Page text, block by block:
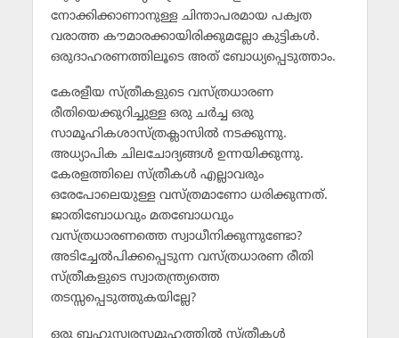
നോക്കിക്കാണാനുള്ള ചിന്താപരമായ പക്വത
വരാത്ത കൗമാരക്കായിരിക്കുമല്ലോ കുട്ടികള്‍.
ഒരുദാഹരണത്തിലൂടെ അത് ബോധ്യപ്പെടുത്താം.
കേരളീയ സ്ത്രീകളുടെ വസ്ത്രധാരണ
രീതിയെക്കുറിച്ചുള്ള ഒരു ചര്‍ച്ച ഒരു
സാമൂഹികശാസ്ത്രക്ലാസില്‍ നടക്കുന്നു.
അധ്യാപിക ചിലചോദ്യങ്ങള്‍ ഉന്നയിക്കുന്നു.
കേരളത്തിലെ സ്ത്രീകള്‍ എല്ലാവരും
ഒരേപോലെയുള്ള വസ്ത്രമാണോ ധരിക്കുന്നത്.
ജാതിബോധവും മതബോധവും
വസ്ത്രധാരണത്തെ സ്വാധീനിക്കുന്നുണ്ടോ?
അടിച്ചേല്‍പിക്കപ്പെടുന്ന വസ്ത്രധാരണ രീതി
സ്ത്രീകളുടെ സ്വാതന്ത്ര്യത്തെ
തടസ്സപ്പെടുത്തുകയില്ലേ?